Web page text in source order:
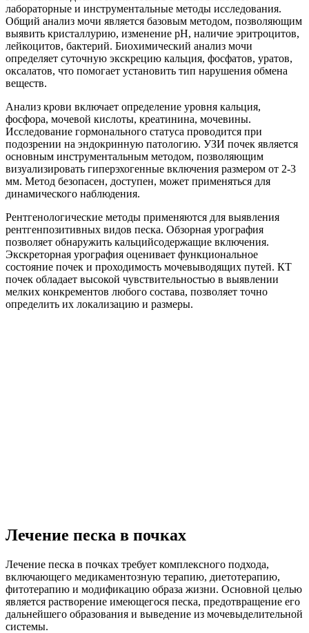
лабораторные и инструментальные методы исследования.
Общий анализ мочи является базовым методом, позволяющим
выявить кристаллурию, изменение рН, наличие эритроцитов,
лейкоцитов, бактерий. Биохимический анализ мочи
определяет суточную экскрецию кальция, фосфатов, уратов,
оксалатов, что помогает установить тип нарушения обмена
веществ.
Анализ крови включает определение уровня кальция,
фосфора, мочевой кислоты, креатинина, мочевины.
Исследование гормонального статуса проводится при
подозрении на эндокринную патологию. УЗИ почек является
основным инструментальным методом, позволяющим
визуализировать гиперэхогенные включения размером от 2-3
мм. Метод безопасен, доступен, может применяться для
динамического наблюдения.
Рентгенологические методы применяются для выявления
рентгенпозитивных видов песка. Обзорная урография
позволяет обнаружить кальцийсодержащие включения.
Экскреторная урография оценивает функциональное
состояние почек и проходимость мочевыводящих путей. КТ
почек обладает высокой чувствительностью в выявлении
мелких конкрементов любого состава, позволяет точно
определить их локализацию и размеры.
Лечение песка в почках
Лечение песка в почках требует комплексного подхода,
включающего медикаментозную терапию, диетотерапию,
фитотерапию и модификацию образа жизни. Основной целью
является растворение имеющегося песка, предотвращение его
дальнейшего образования и выведение из мочевыделительной
системы.